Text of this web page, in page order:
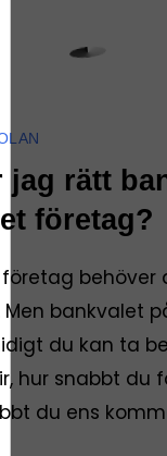
jag rätt
företag?
behöver
bankvalet
du kan ta
hur snabbt du
du ens